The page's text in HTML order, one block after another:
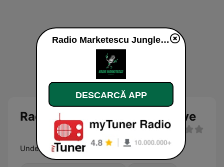
Radio Marketescu Jungle Live
Underground Station
Radio Marketescu Jungle live
DESCARCĂ APP